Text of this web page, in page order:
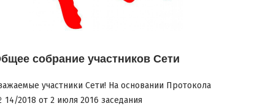
собрание участников Сети
участники Сети! На основании Протокола
2018 от 2 июля 2016 заседания